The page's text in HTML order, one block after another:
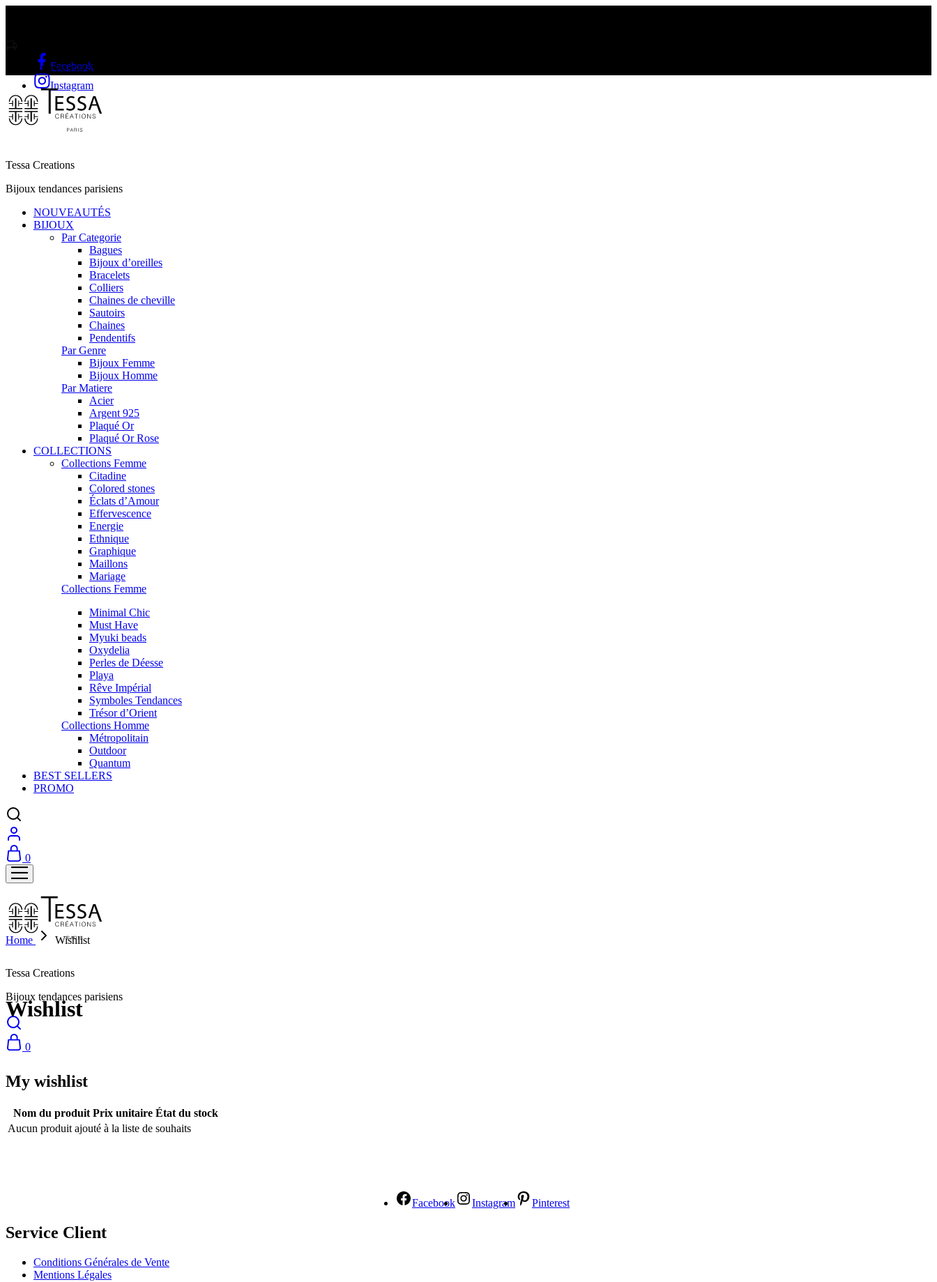
Facebook
Instagram
LIVRAISON GRATUITE A PARTIR DE RS2000
Tessa Creations
Bijoux tendances parisiens
NOUVEAUTÉS
BIJOUX
Par Categorie
Bagues
Bijoux d’oreilles
Bracelets
Colliers
Chaines de cheville
Sautoirs
Chaines
Pendentifs
Par Genre
Bijoux Femme
Bijoux Homme
Par Matiere
Acier
Argent 925
Plaqué Or
Plaqué Or Rose
COLLECTIONS
Collections Femme
Citadine
Colored stones
Éclats d’Amour
Effervescence
Energie
Ethnique
Graphique
Maillons
Mariage
Collections Femme
Minimal Chic
Must Have
Myuki beads
Oxydelia
Perles de Déesse
Playa
Rêve Impérial
Symboles Tendances
Trésor d’Orient
Collections Homme
Métropolitain
Outdoor
Quantum
BEST SELLERS
PROMO
0
Tessa Creations
Bijoux tendances parisiens
0
Home Wishlist
Wishlist
My wishlist
Nom du produit Prix unitaire État du stock
Aucun produit ajouté à la liste de souhaits
Facebook Instagram Pinterest
Service Client
Conditions Générales de Vente
Mentions Légales